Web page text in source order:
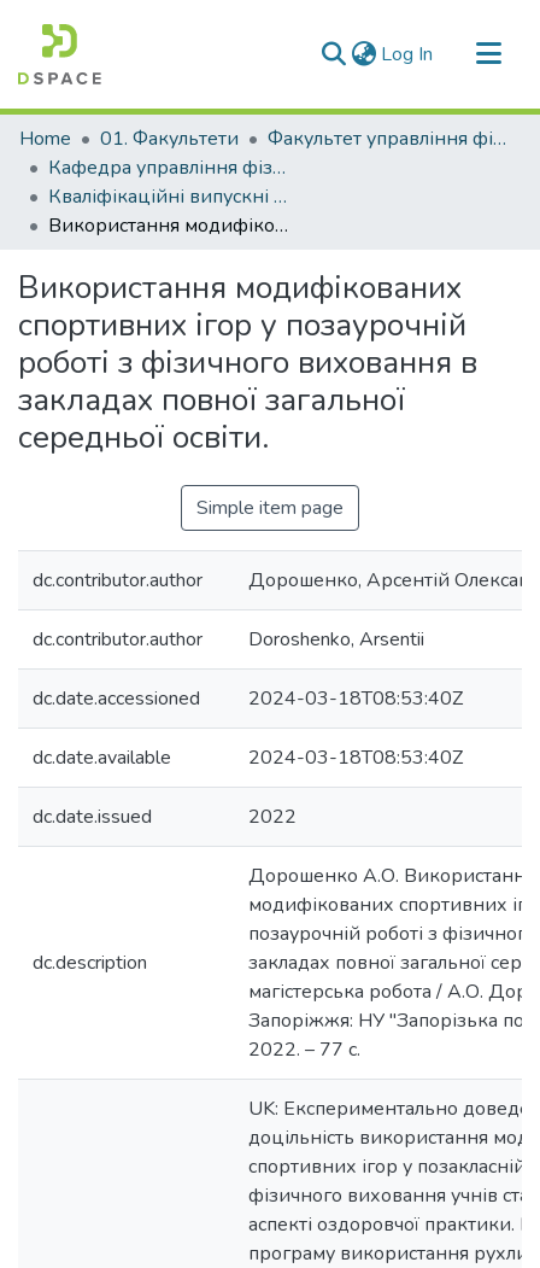
Log In (current)
Communities & Collections
All of DSpace
Statistics
Home 01. Факультети
Факультет управління фізичною культурою та спортом
Кафедра управління фізичною культурою та спортом (Кафедра УФК та С)
Кваліфікаційні випускні роботи здобувачів вищої освіти кафедри УФК та С
Використання модифікованих спортивних ігор у позаурочній роботі з фізичного виховання в закладах повної загальної середньої освіти.
Використання модифікованих
спортивних ігор у позаурочній
роботі з фізичного виховання в
закладах повної загальної
середньої освіти.
Simple item page
dc.contributor.author Дорошенко, Арсентій
dc.contributor.author Doroshenko, Arsentii
dc.date.accessioned 2024-03-18T08:53:40Z
dc.date.available 2024-03-18T08:53:40Z
dc.date.issued 2022
dc.description
Дорошенко А.О. Використання
модифікованих спортивних
позаурочній роботі з
закладах повної загальної
магістерська робота / А.О.
Запоріжжя: НУ "Запорізька
2022. – 77 с.
UK: Експериментально
доцільність використання
спортивних ігор у позакласній
фізичного виховання учнів
аспекті оздоровчої практики.
програму використання